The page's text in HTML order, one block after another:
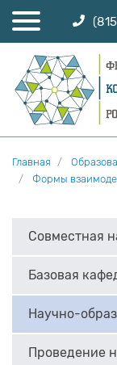
Главная
Формы
Совместная
Базовая
Научно-
Проведение